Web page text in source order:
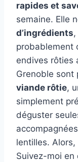
rapides et
semaine. Elle
d’ingrédients
probablement
endives rôties
Grenoble sont
viande rôtie,
simplement
déguster
lentilles.
Suivez-moi en